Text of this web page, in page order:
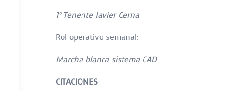
1º Tenente Javier Cerna
Rol operativo semanal:
Marcha blanca sistema CAD
CITACIONES